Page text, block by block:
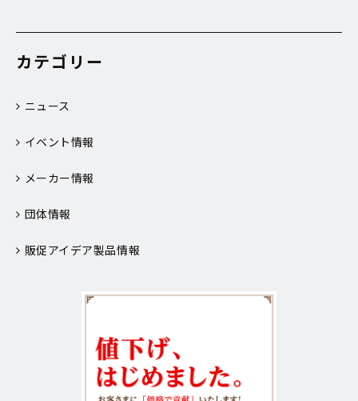
カテゴリー
ニュース
イベント情報
メーカー情報
団体情報
販促アイデア製品情報